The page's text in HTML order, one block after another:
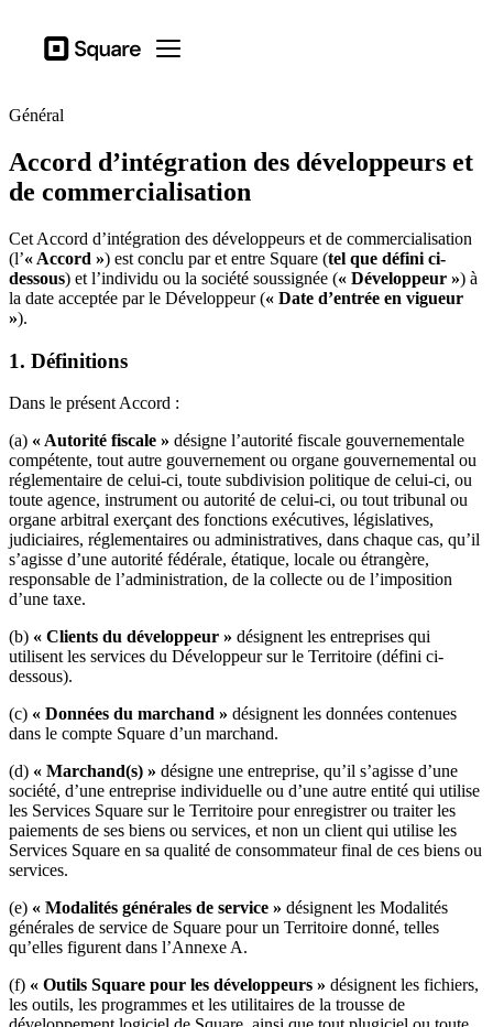
Square Open menu
Secteurs d’actitivé
Matériel
Tarification
Ressources
Se connecter
Assistance
Secteurs d’actitivé
Ailmentations et boissons
Détaillants
Beauté
Services
Tous types d'entreprises
Produits
Matériel
Paiements
Clients
Personnel
Argent
Ressources
Blogue
Avis
Feuille de route
Répertoire des partenaires
Général
Accord d’intégration des développeurs et
de commercialisation
Cet Accord d’intégration des développeurs et de commercialisation
(l’« Accord ») est conclu par et entre Square (tel que défini ci-
dessous) et l’individu ou la société soussignée (« Développeur ») à
la date acceptée par le Développeur (« Date d’entrée en vigueur
»).
1. Définitions
Dans le présent Accord :
(a) « Autorité fiscale » désigne l’autorité fiscale gouvernementale
compétente, tout autre gouvernement ou organe gouvernemental ou
réglementaire de celui-ci, toute subdivision politique de celui-ci, ou
toute agence, instrument ou autorité de celui-ci, ou tout tribunal ou
organe arbitral exerçant des fonctions exécutives, législatives,
judiciaires, réglementaires ou administratives, dans chaque cas, qu’il
s’agisse d’une autorité fédérale, étatique, locale ou étrangère,
responsable de l’administration, de la collecte ou de l’imposition
d’une taxe.
(b) « Clients du développeur » désignent les entreprises qui
utilisent les services du Développeur sur le Territoire (défini ci-
dessous).
(c) « Données du marchand » désignent les données contenues
dans le compte Square d’un marchand.
(d) « Marchand(s) » désigne une entreprise, qu’il s’agisse d’une
société, d’une entreprise individuelle ou d’une autre entité qui utilise
les Services Square sur le Territoire pour enregistrer ou traiter les
paiements de ses biens ou services, et non un client qui utilise les
Services Square en sa qualité de consommateur final de ces biens ou
services.
(e) « Modalités générales de service » désignent les Modalités
générales de service de Square pour un Territoire donné, telles
qu’elles figurent dans l’Annexe A.
(f) « Outils Square pour les développeurs » désignent les fichiers,
les outils, les programmes et les utilitaires de la trousse de